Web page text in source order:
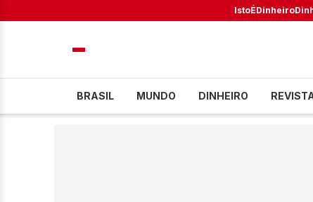
IstoÉDinheiro
BRASIL MUNDO DINHEIRO